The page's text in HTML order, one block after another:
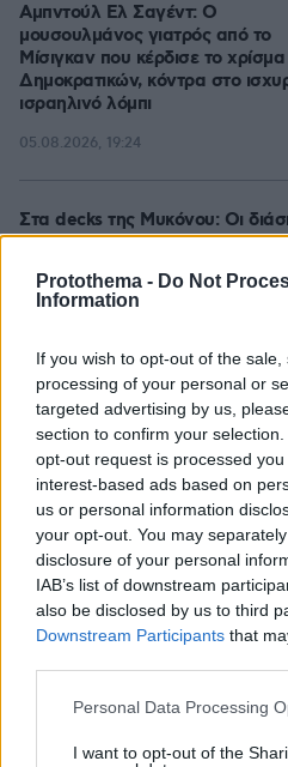
Protothema - Do Not
Information
If you wish to opt-out of the
processing of your personal or
targeted advertising by us,
section to confirm your
opt-out request is processed
interest-based ads based on
us or personal information
your opt-out. You may
disclosure of your personal
IAB’s list of downstream
also be disclosed by us to third
Downstream Participants that
Please note that this website/
not limited to your visit or usage
Personal Data Processing
I want to opt-out of the
Αμπντούλ Ελ Σαγέντ: Ο
μουσουλμάνος γιατρός από το
Μίσιγκαν που κέρδισε το
Δημοκρατικών, κόντρα στο
ισραηλινό λόμπι
05.08.2026, 19:24
Στα decks της Μυκόνου: Οι
dj, οι αμοιβές τους και οι sold
05.08.2026, 15:21
«Την έβαλα μέσα στον πανικό
μια βαλίτσα, την έδωσα σε έναν
γέρο»: Τι ισχυρίστηκε ο Αφγανός
στους αστυνομικούς για τη
της Βρετανίδας
05.08.2026, 12:26
Παναθηναϊκός - ΤΣΣΚΑ 1948 1-
τα γκολ